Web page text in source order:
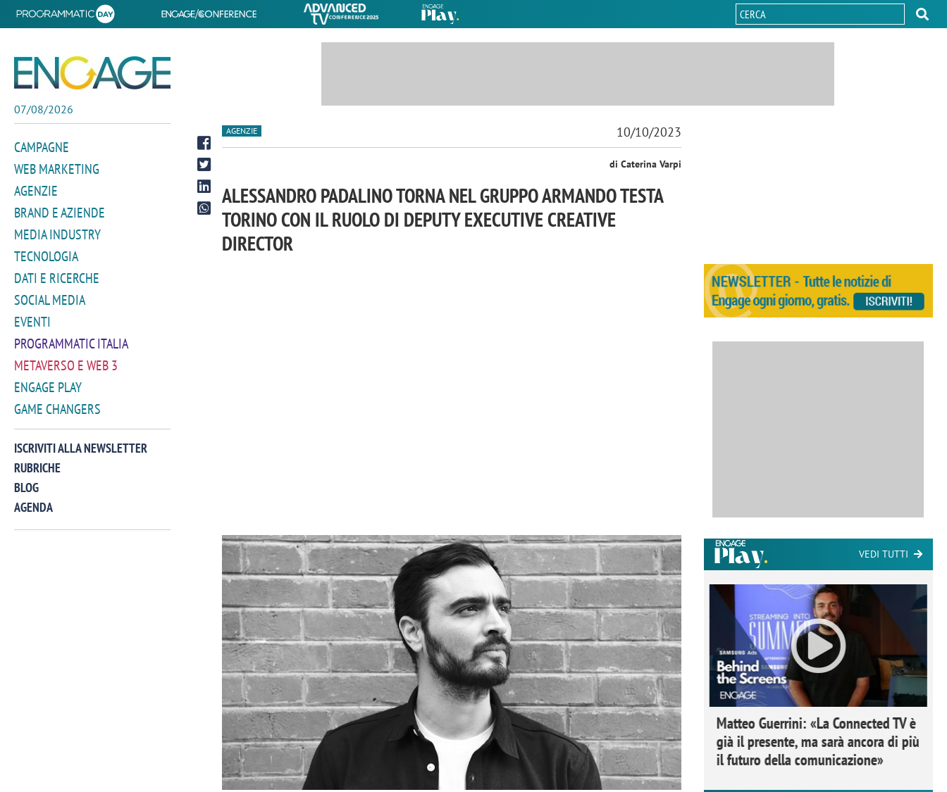
07/08/2026
CAMPAGNE
WEB MARKETING
AGENZIE
BRAND E AZIENDE
MEDIA INDUSTRY
TECNOLOGIA
DATI E RICERCHE
SOCIAL MEDIA
EVENTI
PROGRAMMATIC ITALIA
METAVERSO E WEB 3
ENGAGE PLAY
GAME CHANGERS
ISCRIVITI ALLA NEWSLETTER
RUBRICHE
BLOG
AGENDA
AGENZIE 10/10/2023
di Caterina Varpi
ALESSANDRO PADALINO TORNA NEL GRUPPO ARMANDO TESTA
TORINO CON IL RUOLO DI DEPUTY EXECUTIVE CREATIVE
DIRECTOR
VEDI TUTTI
Perez, Samsung Ads: «L'Italia è un
mercato strategico e continuerà a
crescere»
Networking agli eventi: come la
startup Kicè punta a eliminare lo
"spreco di relazioni"
Matteo Guerrini: «La Connected TV è
già il presente, ma sarà ancora di più
il futuro della comunicazione»